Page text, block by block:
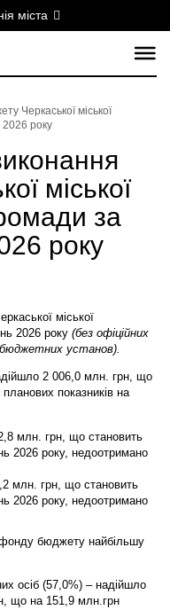
міста
Черкаської міської
2026 року
міської
за
року
міської
2026 року (без офіційних
установ).
2 006,0 млн. грн, що
показників на
млн. грн, що становить
2026 року, недоотримано
млн. грн, що становить
2026 року, недоотримано
бюджету найбільшу
осіб (57,0%) – надійшло
що на 151,9 млн.грн